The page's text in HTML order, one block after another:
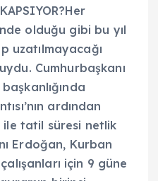
olduğu gibi bu yıl
uzatılmayacağı
Cumhurbaşkanı
ardından
ile tatil süresi netlik
Erdoğan, Kurban
için 9 güne